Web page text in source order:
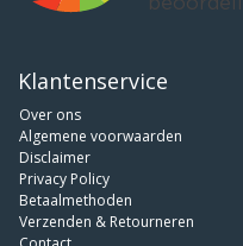
Klantenservice
Over ons
Algemene voorwaarden
Disclaimer
Privacy Policy
Betaalmethoden
Verzenden & Retourneren